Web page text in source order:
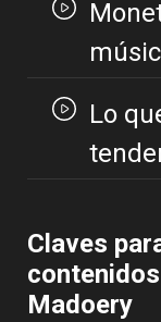
Lo
Claves
Madoery